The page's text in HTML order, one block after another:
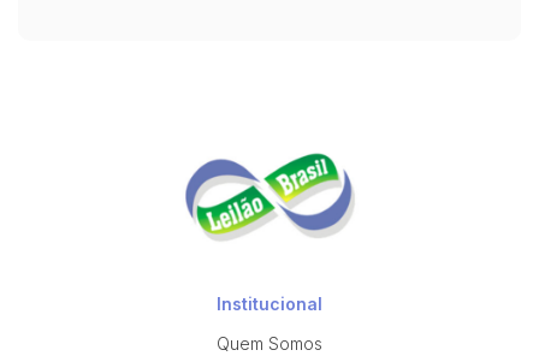
Institucional
Quem Somos